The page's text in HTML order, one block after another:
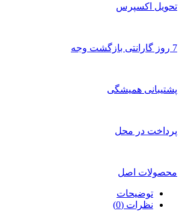
تحویل اکسپرس
7 روز گارانتی بازگشت وجه
پشتیبانی همیشگی
پرداخت در محل
محصولات اصل
توضیحات
نظرات (0)